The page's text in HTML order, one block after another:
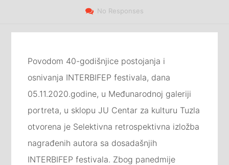
No Responses
Povodom 40-godišnjice postojanja i
osnivanja INTERBIFEP festivala, dana
05.11.2020.godine, u Međunarodnoj galeriji
portreta, u sklopu JU Centar za kulturu Tuzla
otvorena je Selektivna retrospektivna izložba
nagrađenih autora sa dosadašnjih
INTERBIFEP festivala. Zbog panedmije